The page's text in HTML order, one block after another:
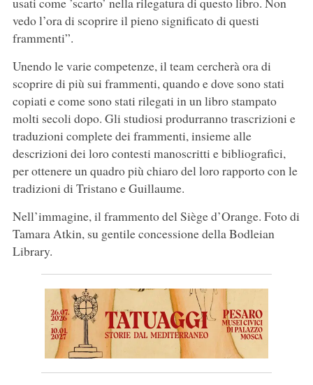
vedo l’ora di scoprire il pieno significato di questi
frammenti”.
Unendo le varie competenze, il team cercherà ora di
scoprire di più sui frammenti, quando e dove sono stati
copiati e come sono stati rilegati in un libro stampato
molti secoli dopo. Gli studiosi produrranno trascrizioni e
traduzioni complete dei frammenti, insieme alle
descrizioni dei loro contesti manoscritti e bibliografici,
per ottenere un quadro più chiaro del loro rapporto con le
tradizioni di Tristano e Guillaume.
Nell’immagine, il frammento del Siège d’Orange. Foto di
Tamara Atkin, su gentile concessione della Bodleian
Library.